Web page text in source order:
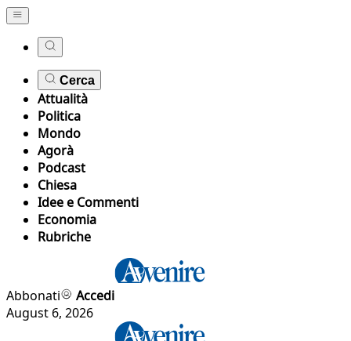
Cerca
Attualità
Politica
Mondo
Agorà
Podcast
Chiesa
Idee e Commenti
Economia
Rubriche
Abbonati
Accedi
August 6, 2026